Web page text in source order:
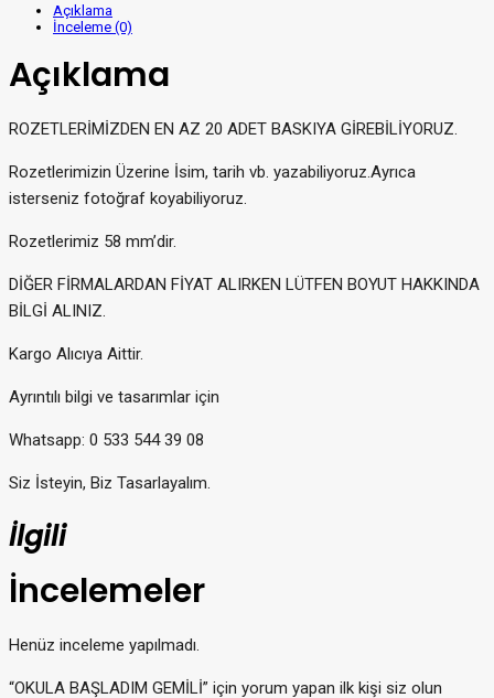
Açıklama
İnceleme (0)
Açıklama
ROZETLERİMİZDEN EN AZ 20 ADET BASKIYA GİREBİLİYORUZ.
Rozetlerimizin Üzerine İsim, tarih vb. yazabiliyoruz.Ayrıca
isterseniz fotoğraf koyabiliyoruz.
Rozetlerimiz 58 mm’dir.
DİĞER FİRMALARDAN FİYAT ALIRKEN LÜTFEN BOYUT HAKKINDA
BİLGİ ALINIZ.
Kargo Alıcıya Aittir.
Ayrıntılı bilgi ve tasarımlar için
Whatsapp: 0 533 544 39 08
Siz İsteyin, Biz Tasarlayalım.
İlgili
İncelemeler
Henüz inceleme yapılmadı.
“OKULA BAŞLADIM GEMİLİ” için yorum yapan ilk kişi siz olun